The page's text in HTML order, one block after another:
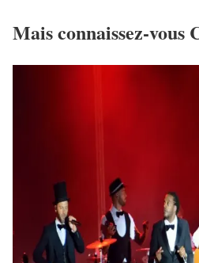
Mais connaissez-vous